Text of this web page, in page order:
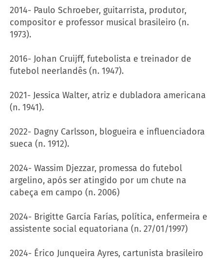
2014- Paulo Schroeber, guitarrista, produtor,
compositor e professor musical brasileiro (n.
1973).
2016- Johan Cruijff, futebolista e treinador de
futebol neerlandês (n. 1947).
2021- Jessica Walter, atriz e dubladora americana
(n. 1941).
2022- Dagny Carlsson, blogueira e influenciadora
sueca (n. 1912).
2024- Wassim Djezzar, promessa do futebol
argelino, após ser atingido por um chute na
cabeça em campo (n. 2006)
2024- Brigitte García Farías, política, enfermeira e
assistente social equatoriana (n. 27/01/1997)
2024- Érico Junqueira Ayres, cartunista brasileiro